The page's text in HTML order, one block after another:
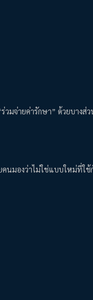
วมจ่ายค่ารักษา” ด้วยบางส่ว
นมองว่าไม่ใช่แบบใหม่ที่ใ